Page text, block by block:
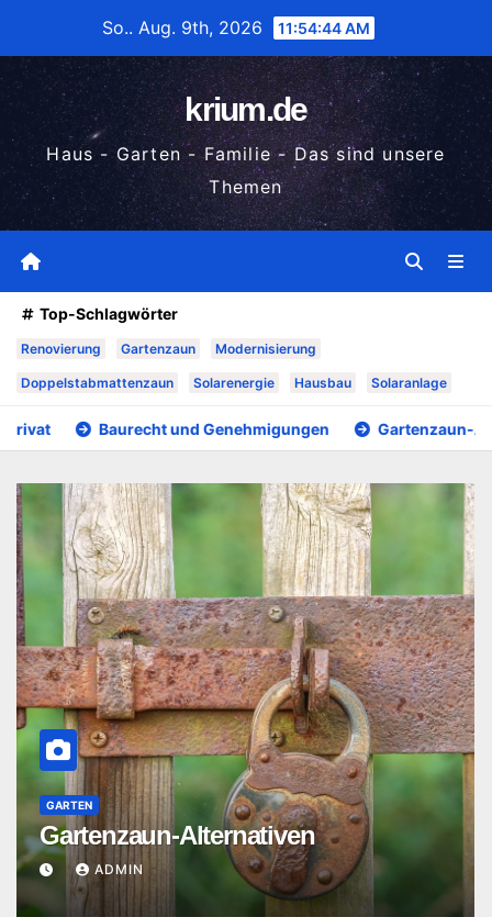
wechseln
So.. Aug. 9th, 2026 11:54:46 AM
krium.de
Haus - Garten - Familie - Das sind unsere
Themen
Top-Schlagwörter
Renovierung Gartenzaun Modernisierung
Doppelstabmattenzaun Solarenergie Hausbau Solaranlage
und Genehmigungen Gartenzaun-Alternativen
GARTEN
Gartenzaun-Alternativen
ADMIN